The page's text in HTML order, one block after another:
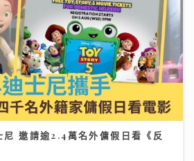
邀請逾2.4萬名外傭假日看《反